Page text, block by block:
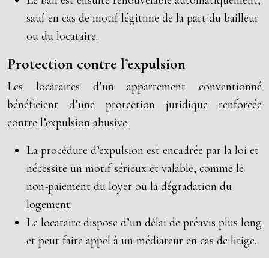
sauf en cas de motif légitime de la part du bailleur
ou du locataire.
Protection contre l’expulsion
Les locataires d’un appartement conventionné
bénéficient d’une protection juridique renforcée
contre l’expulsion abusive.
La procédure d’expulsion est encadrée par la loi et
nécessite un motif sérieux et valable, comme le
non-paiement du loyer ou la dégradation du
logement.
Le locataire dispose d’un délai de préavis plus long
et peut faire appel à un médiateur en cas de litige.